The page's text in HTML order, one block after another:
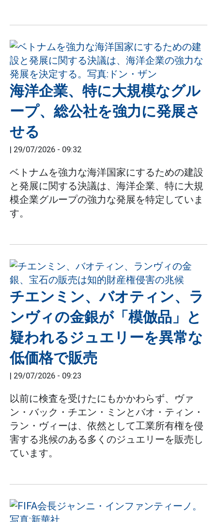
海洋企業、特に大規模なグル
ープ、総公社を強力に発展さ
せる
| 29/07/2026 - 09:32
ベトナムを強力な海洋国家にするための建設
と発展に関する決議は、海洋企業、特に大規
模企業グループの強力な発展を特定していま
す。
チエンミン、バオティン、ラ
ンヴィの金銀が「模倣品」と
疑われるジュエリーを異常な
低価格で販売
| 29/07/2026 - 09:23
以前に検査を受けたにもかかわらず、ヴァ
ン・バック・チエン・ミンとバオ・ティン・
ラン・ヴィーは、依然として工業所有権を侵
害する兆候のある多くのジュエリーを販売し
ています。